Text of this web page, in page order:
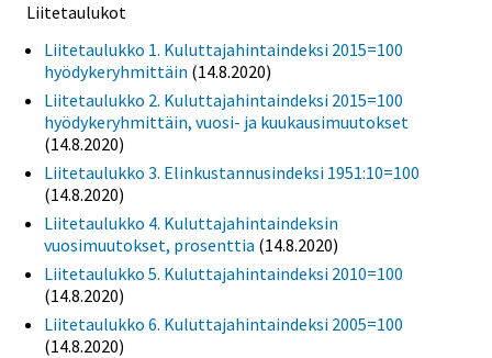
Liitetaulukot
Liitetaulukko 1. Kuluttajahintaindeksi 2015=100
hyödykeryhmittäin (14.8.2020)
Liitetaulukko 2. Kuluttajahintaindeksi 2015=100
hyödykeryhmittäin, vuosi- ja kuukausimuutokset
(14.8.2020)
Liitetaulukko 3. Elinkustannusindeksi 1951:10=100
(14.8.2020)
Liitetaulukko 4. Kuluttajahintaindeksin
vuosimuutokset, prosenttia (14.8.2020)
Liitetaulukko 5. Kuluttajahintaindeksi 2010=100
(14.8.2020)
Liitetaulukko 6. Kuluttajahintaindeksi 2005=100
(14.8.2020)